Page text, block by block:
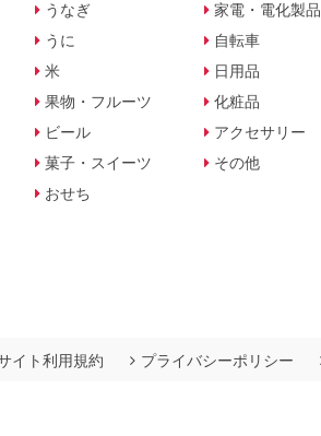
うなぎ
うに
米
果物・フルーツ
ビール
菓子・スイーツ
おせち
家電・電化製品
自転車
日用品
化粧品
アクセサリー
その他
イト利用規約 プライバシーポリシー